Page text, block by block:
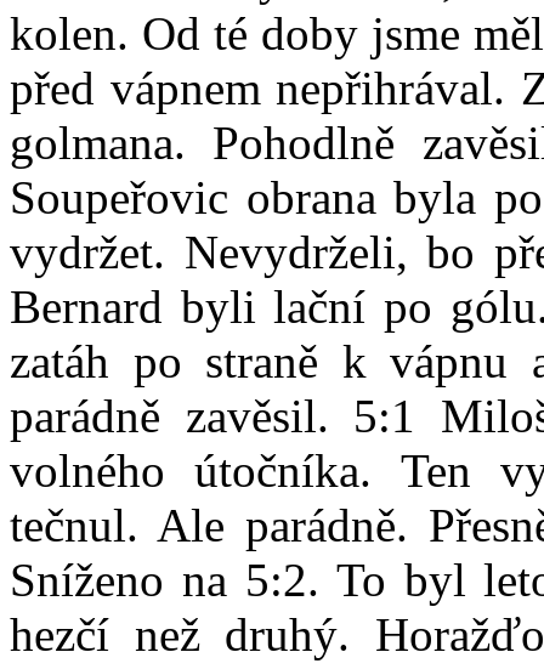
kolen. Od té doby jsme
před vápnem nepřihrával.
golmana. Pohodlně
Soupeřovic obrana byla
vydržet. Nevydrželi, bo
Bernard byli lační po
zatáh po straně k vápnu
parádně zavěsil. 5:1
volného útočníka. Ten
tečnul. Ale parádně.
Sníženo na 5:2. To byl
hezčí než druhý.